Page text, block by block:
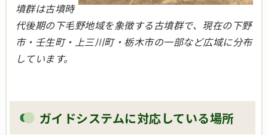
墳群は古墳時
代後期の下毛野地域を象徴する古墳群で、現在の下野
市・壬生町・上三川町・栃木市の一部など広域に分布
しています。
ガイドシステムに対応している場所